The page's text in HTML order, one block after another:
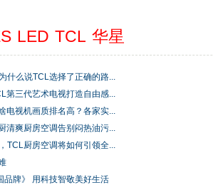
LED TCL 华星
什么说TCL选择了正确的路...
第三代艺术电视打造自由感...
电视机画质排名高？各家实...
清爽厨房空调告别闷热油污...
TCL厨房空调将如何引领全...
品牌》 用科技智敬美好生活